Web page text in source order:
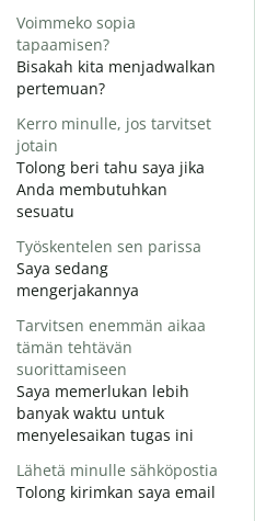
Voimmeko sopia
tapaamisen?
Bisakah kita menjadwalkan
pertemuan?
Kerro minulle, jos tarvitset
jotain
Tolong beri tahu saya jika
Anda membutuhkan
sesuatu
Työskentelen sen parissa
Saya sedang
mengerjakannya
Tarvitsen enemmän aikaa
tämän tehtävän
suorittamiseen
Saya memerlukan lebih
banyak waktu untuk
menyelesaikan tugas ini
Lähetä minulle sähköpostia
Tolong kirimkan saya email